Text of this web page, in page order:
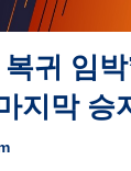
귀 임박
지막 승